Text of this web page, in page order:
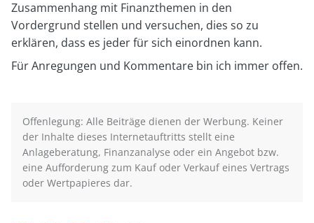
Zusammenhang mit Finanzthemen in den
Vordergrund stellen und versuchen, dies so zu
erklären, dass es jeder für sich einordnen kann.
Für Anregungen und Kommentare bin ich immer offen.
Offenlegung: Alle Beiträge dienen der Werbung. Keiner
der Inhalte dieses Internetauftritts stellt eine
Anlageberatung, Finanzanalyse oder ein Angebot bzw.
eine Aufforderung zum Kauf oder Verkauf eines Vertrags
oder Wertpapieres dar.